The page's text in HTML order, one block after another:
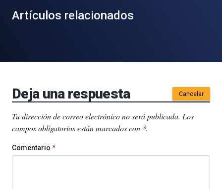
Artículos relacionados
Deja una respuesta Cancelar
Tu dirección de correo electrónico no será publicada. Los
campos obligatorios están marcados con *.
Comentario *